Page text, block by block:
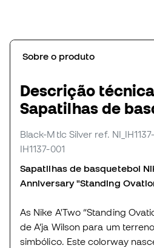
Sobre o produto
Descrição
Sapatilhas de
Black-Mtlc Silver ref.
IH1137-001
Sapatilhas de basquetebol
Anniversary "Standing
As Nike A'Two “Standing
de A’ja Wilson para um
simbólico. Este colorway